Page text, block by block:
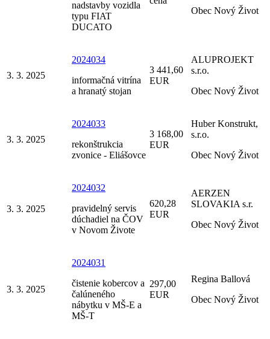
nadstavby vozidla
typu FIAT
DUCATO
Obec Nový Život
3. 3. 2025
2024034
informačná vitrína
a hranatý stojan
3 441,60
EUR
ALUPROJEKT
s.r.o.
Obec Nový Život
3. 3. 2025
2024033
rekonštrukcia
zvonice - Eliášovce
3 168,00
EUR
Huber Konstrukt,
s.r.o.
Obec Nový Život
3. 3. 2025
2024032
pravidelný servis
dúchadiel na ČOV
v Novom Živote
620,28
EUR
AERZEN
SLOVAKIA s.r.
Obec Nový Život
3. 3. 2025
2024031
čistenie kobercov a
čalúneného
nábytku v MŠ-E a
MŠ-T
297,00
EUR
Regina Ballová
Obec Nový Život